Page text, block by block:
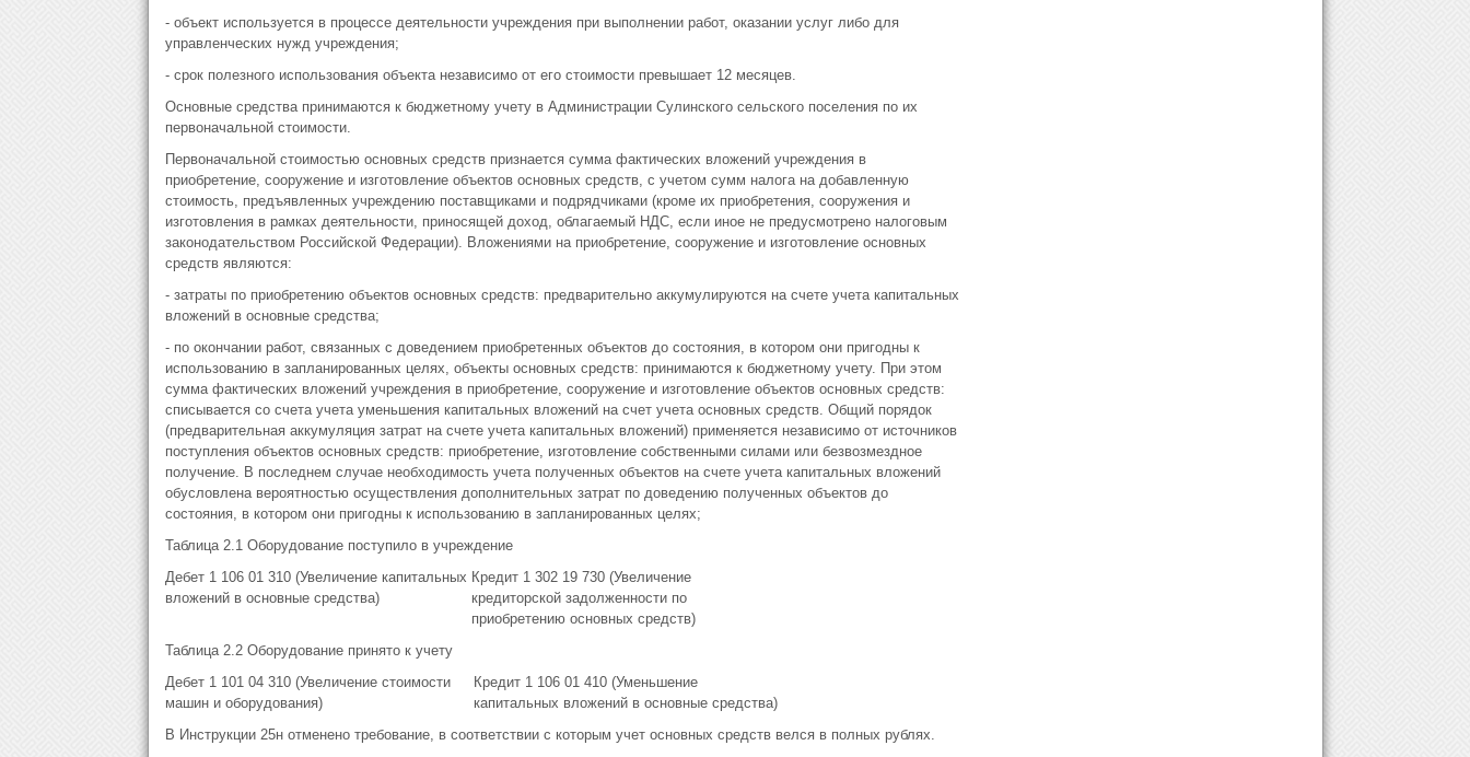
- объект используется в процессе деятельности учреждения при выполнении работ, оказании услуг либо для
управленческих нужд учреждения;
- срок полезного использования объекта независимо от его стоимости превышает 12 месяцев.
Основные средства принимаются к бюджетному учету в Администрации Сулинского сельского поселения по их
первоначальной стоимости.
Первоначальной стоимостью основных средств признается сумма фактических вложений учреждения в
приобретение, сооружение и изготовление объектов основных средств, с учетом сумм налога на добавленную
стоимость, предъявленных учреждению поставщиками и подрядчиками (кроме их приобретения, сооружения и
изготовления в рамках деятельности, приносящей доход, облагаемый НДС, если иное не предусмотрено налоговым
законодательством Российской Федерации). Вложениями на приобретение, сооружение и изготовление основных
средств являются:
- затраты по приобретению объектов основных средств: предварительно аккумулируются на счете учета капитальных
вложений в основные средства;
- по окончании работ, связанных с доведением приобретенных объектов до состояния, в котором они пригодны к
использованию в запланированных целях, объекты основных средств: принимаются к бюджетному учету. При этом
сумма фактических вложений учреждения в приобретение, сооружение и изготовление объектов основных средств:
списывается со счета учета уменьшения капитальных вложений на счет учета основных средств. Общий порядок
(предварительная аккумуляция затрат на счете учета капитальных вложений) применяется независимо от источников
поступления объектов основных средств: приобретение, изготовление собственными силами или безвозмездное
получение. В последнем случае необходимость учета полученных объектов на счете учета капитальных вложений
обусловлена вероятностью осуществления дополнительных затрат по доведению полученных объектов до
состояния, в котором они пригодны к использованию в запланированных целях;
Таблица 2.1 Оборудование поступило в учреждение
Дебет 1 106 01 310 (Увеличение капитальных
вложений в основные средства)
Кредит 1 302 19 730 (Увеличение
кредиторской задолженности по
приобретению основных средств)
Таблица 2.2 Оборудование принято к учету
Дебет 1 101 04 310 (Увеличение стоимости
машин и оборудования)
Кредит 1 106 01 410 (Уменьшение
капитальных вложений в основные средства)
В Инструкции 25н отменено требование, в соответствии с которым учет основных средств велся в полных рублях.